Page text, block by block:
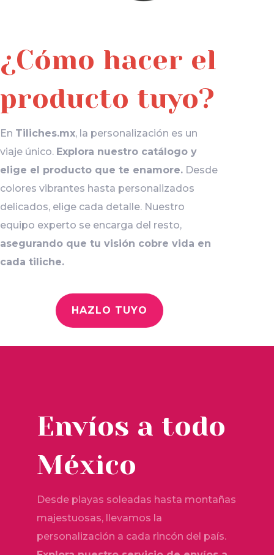
¿Cómo hacer el
producto tuyo?
En Tiliches.mx, la personalización es un
viaje único. Explora nuestro catálogo y
elige el producto que te enamore. Desde
colores vibrantes hasta personalizados
delicados, elige cada detalle. Nuestro
equipo experto se encarga del resto,
asegurando que tu visión cobre vida en
cada tiliche.
HAZLO TUYO
Envíos a todo
México
Desde playas soleadas hasta montañas
majestuosas, llevamos la
personalización a cada rincón del país.